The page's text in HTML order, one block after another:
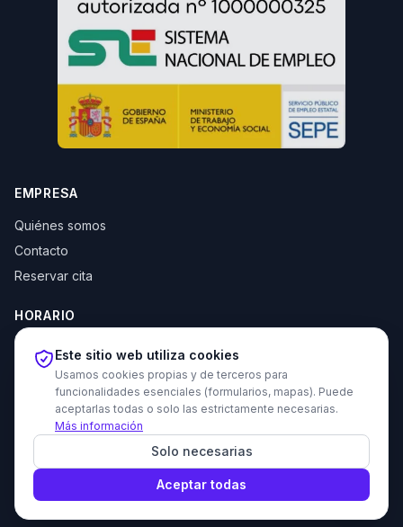
EMPRESA
Quiénes somos
Contacto
Reservar cita
HORARIO
Lun–Jue: 10:00–14:00 y 16:30–20:00
Vie: 10:00–14:00
© 2026 Tecni Estudio. Todos los derechos reservados.
Proyecto recomendado - Haz amigos nuevos gratis
Política de privacidad Política de cookies Aviso legal
Este sitio web utiliza cookies
Usamos cookies propias y de terceros para
funcionalidades esenciales (formularios, mapas). Puede
aceptarlas todas o solo las estrictamente necesarias.
Más información
Solo necesarias
Aceptar todas